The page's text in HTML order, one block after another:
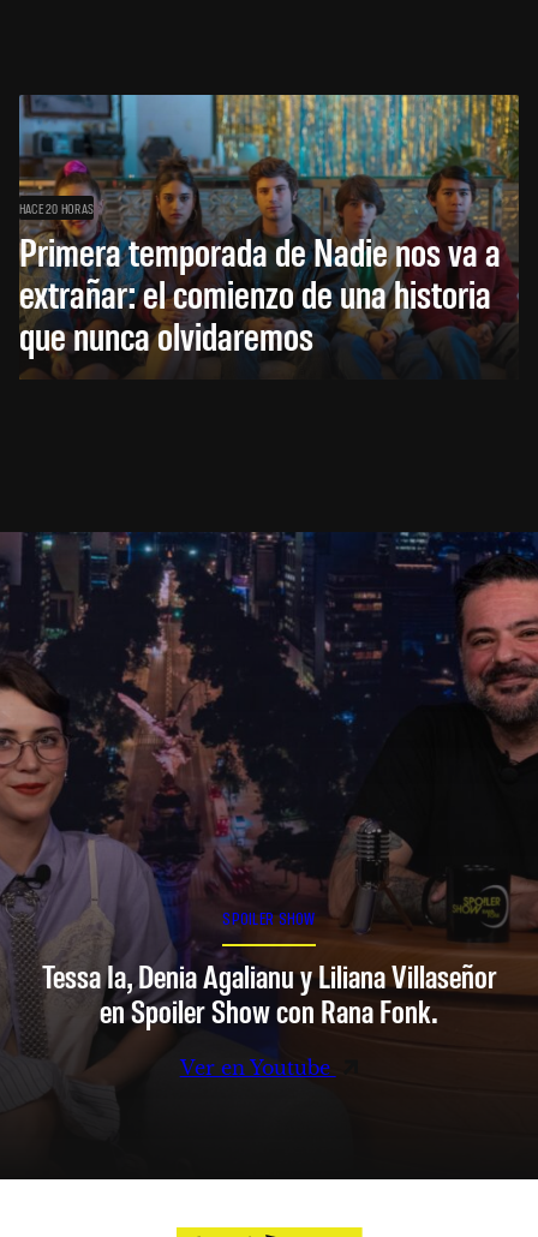
HACE 20 HORAS
Primera temporada de Nadie nos va a
extrañar: el comienzo de una historia
que nunca olvidaremos
SPOILER SHOW
Tessa Ia, Denia Agalianu y Liliana Villaseñor
en Spoiler Show con Rana Fonk.
Ver en Youtube